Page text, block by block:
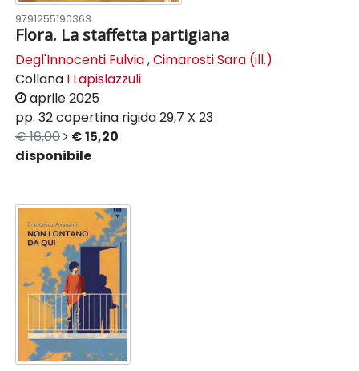
9791255190363
Flora. La staffetta partigiana
Degl'Innocenti Fulvia,Cimarosti Sara (ill.)
Collana I Lapislazzuli
aprile 2025
pp. 32copertina rigida29,7 X 23
€ 16,00
€ 15,20
disponibile